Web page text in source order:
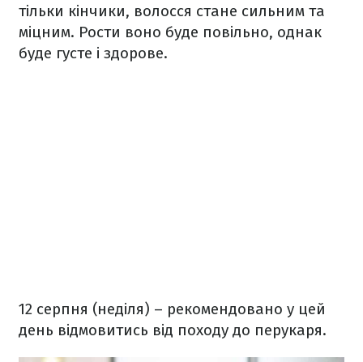
тільки кінчики, волосся стане сильним та
міцним. Рости воно буде повільно, однак
буде густе і здорове.
12 серпня (неділя) – рекомендовано у цей
день відмовитись від походу до перукаря.